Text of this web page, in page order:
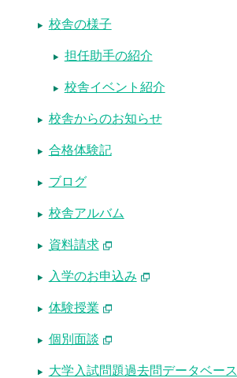
校舎の様子
担任助手の紹介
校舎イベント紹介
校舎からのお知らせ
合格体験記
ブログ
校舎アルバム
資料請求
入学のお申込み
体験授業
個別面談
大学入試問題過去問データベース